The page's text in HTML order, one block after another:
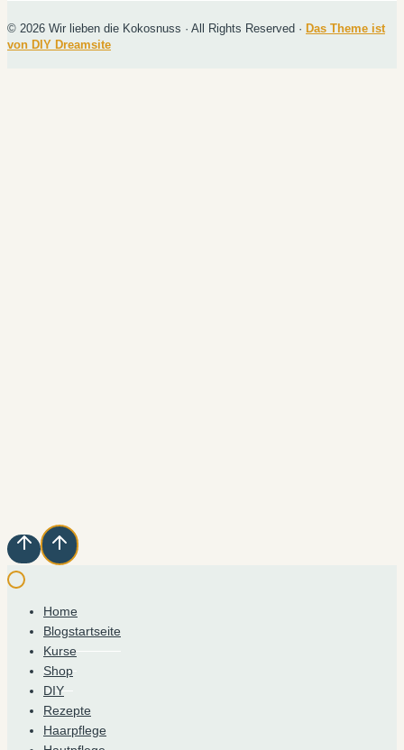
© 2026 Wir lieben die Kokosnuss · All Rights Reserved · Das Theme ist
von DIY Dreamsite
Home
Blogstartseite
Kurse
Shop
DIY
Rezepte
Haarpflege